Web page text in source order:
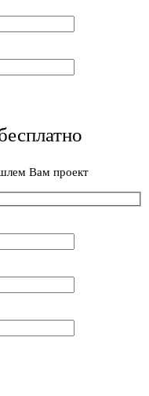
Вам проект